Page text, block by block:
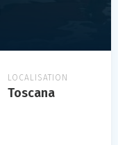
LOCALISATION
Toscana